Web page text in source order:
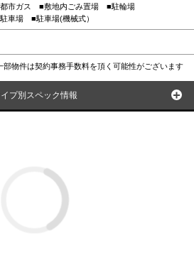
市ガス ■敷地内ごみ置場 ■駐輪場
車場 ■駐車場(機械式）
物件は契約事務手数料を頂く可能性がございます
プ別スペック情報